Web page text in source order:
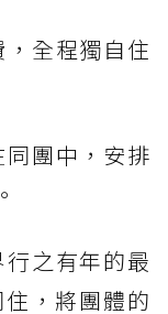
全程獨自住
團中，安排
之有年的最
，將團體的